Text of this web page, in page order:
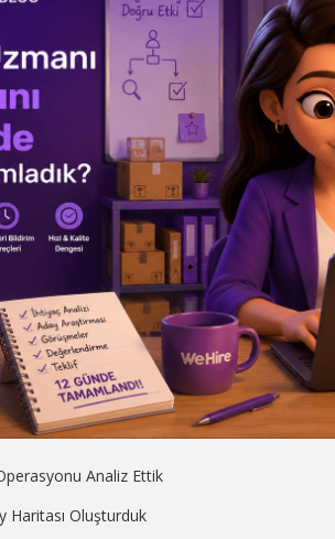
Analiz Ettik
Haritası Oluşturduk